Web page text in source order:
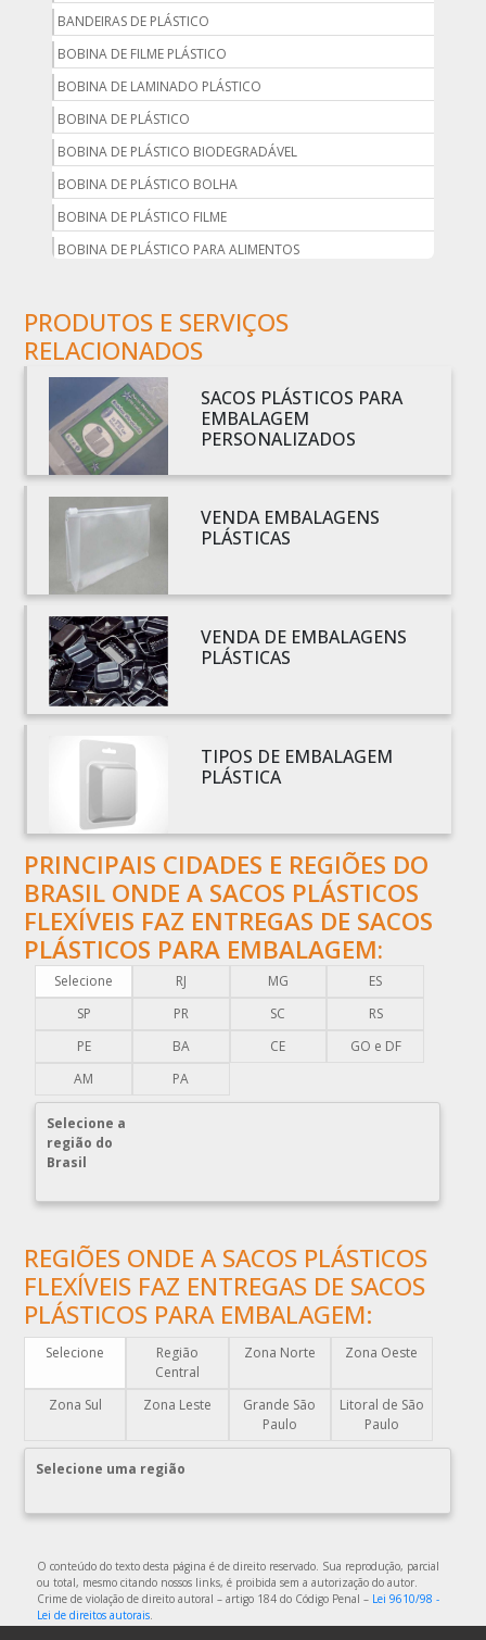
BANDEIRAS DE PLÁSTICO
BOBINA DE FILME PLÁSTICO
BOBINA DE LAMINADO PLÁSTICO
BOBINA DE PLÁSTICO
BOBINA DE PLÁSTICO BIODEGRADÁVEL
BOBINA DE PLÁSTICO BOLHA
BOBINA DE PLÁSTICO FILME
BOBINA DE PLÁSTICO PARA ALIMENTOS
BOBINA DE PLÁSTICO PRETO
BOBINA DE PLÁSTICO TRANSPARENTE
BOBINA DE SACO PLÁSTICO
BOBINA PLÁSTICA
BOBINA PLÁSTICA PARA ESTUFA
BOBINA PLÁSTICO
BOBINA PLÁSTICO BOLHA
BOBINA PLÁSTICO FILME
BOBINA PLÁSTICO SHRINK
BOBINAS EM PLÁSTICO BOLHA 1
BOBINAS PARA SACOLAS PLÁSTICAS
BOBINAS PLÁSTICAS PARA EMBALAGENS
BOBINAS PLÁSTICAS PARA FABRICAR SACOLAS
BOBINAS PLÁSTICAS PERSONALIZADAS
BOBINAS PLÁSTICAS RECICLADAS
BOBINAS PLÁSTICAS TÉCNICAS
CAIXA EMBALAGEM PLÁSTICA TRANSPARENTE
CAPA PLÁSTICA PARA DOCUMENTOS
CAPA PLÁSTICA PARA PALLET
COMERCIO DE EMBALAGENS PLÁSTICAS
COMPRAR ENVELOPE PLÁSTICO CORREIOS
COMPRAR ENVELOPE PLÁSTICO DE CORREIO
COMPRAR SACO PLÁSTICO ZIP LOCK
COMPRAR SACOLAS PLÁSTICAS
COMPRAR SACOLAS PLÁSTICAS DIRETO DA FABRICA
COMPRAR SACOLAS PLÁSTICAS PERSONALIZADAS
COMPRAR SACOS PLÁSTICOS
DISTRIBUIDOR DE EMBALAGENS PLÁSTICAS
DISTRIBUIDORA EMBALAGENS PLÁSTICAS
EMBALAGEM DE PLÁSTICO FLEXÍVEL
EMBALAGEM DE PLÁSTICO FLEXÍVEL TRANSPARENTE
PRODUTOS E SERVIÇOS
RELACIONADOS
SACOS PLÁSTICOS PARA
EMBALAGEM
PERSONALIZADOS
VENDA EMBALAGENS
PLÁSTICAS
VENDA DE EMBALAGENS
PLÁSTICAS
TIPOS DE EMBALAGEM
PLÁSTICA
PRINCIPAIS CIDADES E REGIÕES DO
BRASIL ONDE A SACOS PLÁSTICOS
FLEXÍVEIS FAZ ENTREGAS DE SACOS
PLÁSTICOS PARA EMBALAGEM:
Selecione RJ MG
ES
SP
PR SC
RS
PE
BA CE
GO e DF
AM
PA
Selecione a
região do
Brasil
REGIÕES ONDE A SACOS PLÁSTICOS
FLEXÍVEIS FAZ ENTREGAS DE SACOS
PLÁSTICOS PARA EMBALAGEM:
Selecione
Região
Central
Zona Norte Zona Oeste
Zona Sul Zona Leste
Grande São
Paulo
Litoral de São
Paulo
Selecione uma região
O conteúdo do texto desta página é de direito reservado. Sua reprodução, parcial
ou total, mesmo citando nossos links, é proibida sem a autorização do autor.
Crime de violação de direito autoral – artigo 184 do Código Penal – Lei 9610/98 -
Lei de direitos autorais.